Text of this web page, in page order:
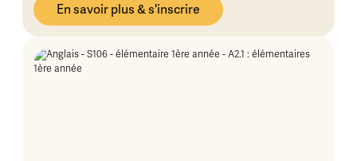
En savoir plus & s'inscrire